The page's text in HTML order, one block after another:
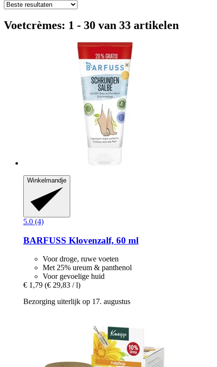
Voetcrèmes: 1 - 30 van 33 artikelen
Winkelmandje
5.0 (4)
BARFUSS Klovenzalf, 60 ml
Voor droge, ruwe voeten
Met 25% ureum & panthenol
Voor gevoelige huid
€ 1,79 (€ 29,83 / l)
Bezorging uiterlijk op 17. augustus